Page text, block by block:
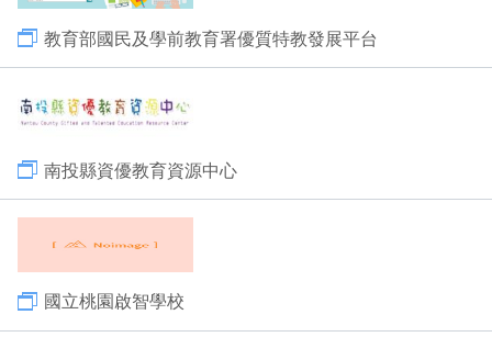
教育部國民及學前教育署優質特教發展平台
南投縣資優教育資源中心
國立桃園啟智學校